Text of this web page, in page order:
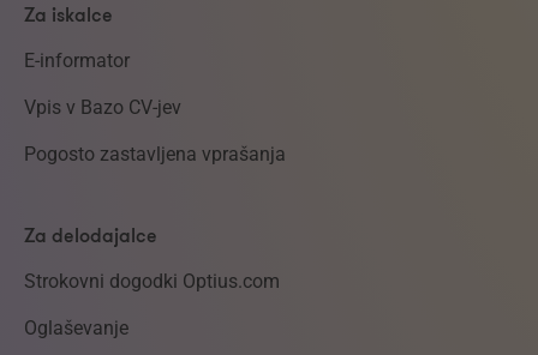
Za iskalce
E-informator
Vpis v Bazo CV-jev
Pogosto zastavljena vprašanja
Za delodajalce
Strokovni dogodki Optius.com
Oglaševanje